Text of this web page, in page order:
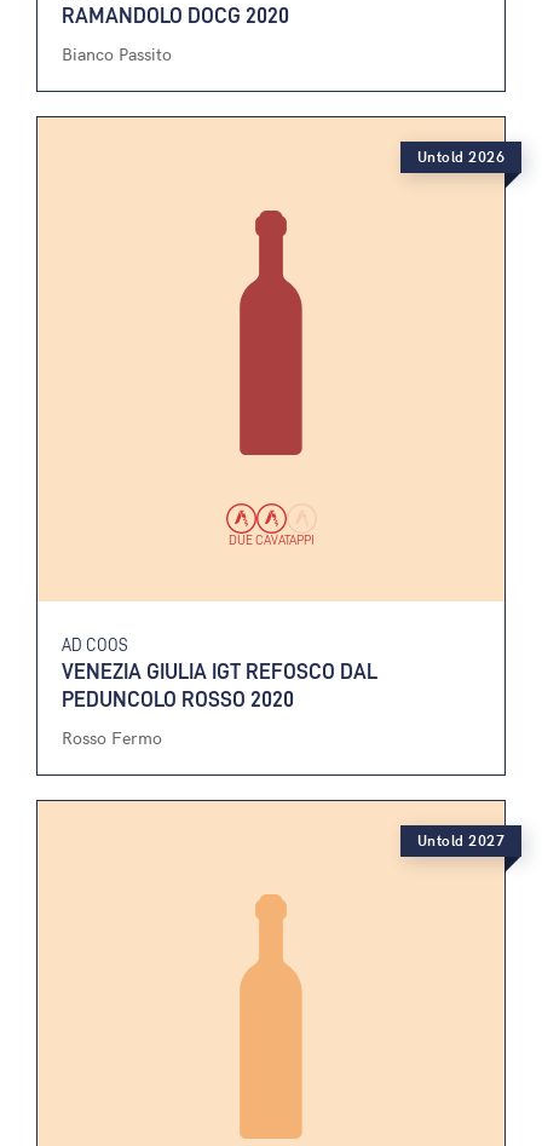
RAMANDOLO DOCG 2020
Bianco Passito
DUE CAVATAPPI
AD COOS
VENEZIA GIULIA IGT REFOSCO DAL
PEDUNCOLO ROSSO 2020
Rosso Fermo
Untold 2026
Untold 2027